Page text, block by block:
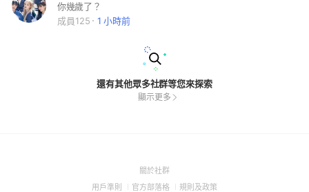
你幾歲了？
成員125
1 小時前
還有其他眾多社群等您來探索
顯示更多
關於社群(Open
用戶準則 (Open
官方部落格 (Open
規則及政策(Open